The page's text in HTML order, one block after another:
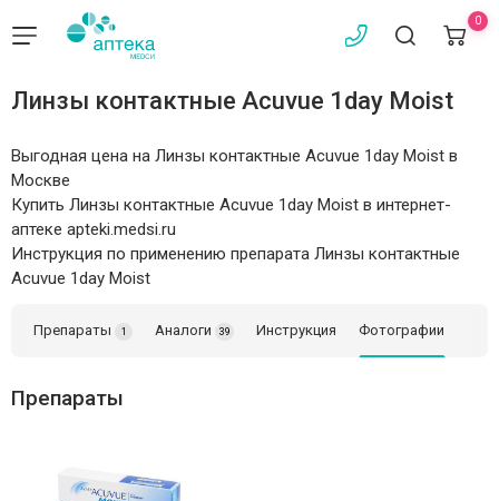
0
Линзы контактные Acuvue 1day Moist
Выгодная цена на Линзы контактные Acuvue 1day Moist в
Москве
Купить Линзы контактные Acuvue 1day Moist в интернет-
аптеке apteki.medsi.ru
Инструкция по применению препарата Линзы контактные
Acuvue 1day Moist
Препараты 1 Аналоги 39 Инструкция Фотографии
Препараты